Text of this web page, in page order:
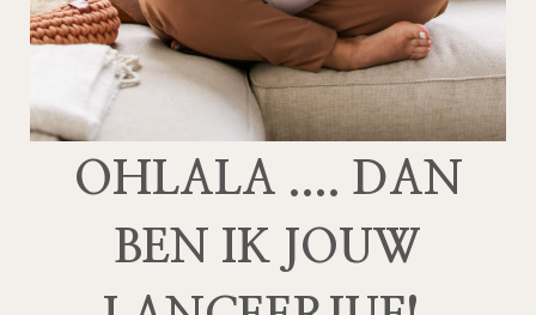
OHLALA .... DAN
BEN IK JOUW